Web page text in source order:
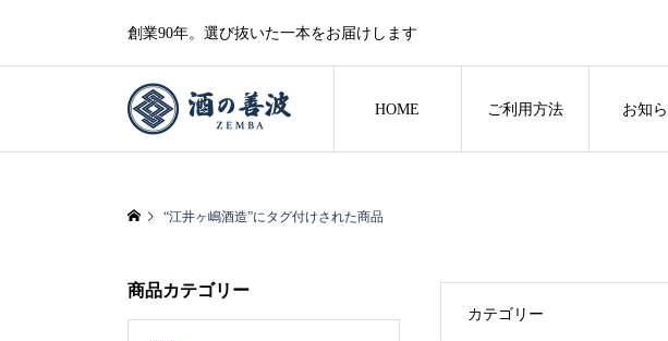
創業90年。選び抜いた一本をお届けします
HOME ご利用方法 お知
“江井ヶ嶋酒造”にタグ付けされた商品
カテゴリー
商品カテゴリー